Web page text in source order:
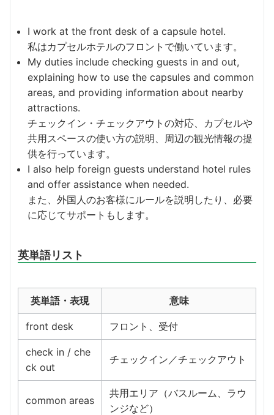
I work at the front desk of a capsule hotel.
私はカプセルホテルのフロントで働いています。
My duties include checking guests in and out,
explaining how to use the capsules and common
areas, and providing information about nearby
attractions.
チェックイン・チェックアウトの対応、カプセルや
共用スペースの使い方の説明、周辺の観光情報の提
供を行っています。
I also help foreign guests understand hotel rules
and offer assistance when needed.
また、外国人のお客様にルールを説明したり、必要
に応じてサポートもします。
英単語リスト
英単語・表現 意味
front desk フロント、受付
check in / che
ck out
チェックイン／チェックアウト
common areas
共用エリア（バスルーム、ラウ
ンジなど）